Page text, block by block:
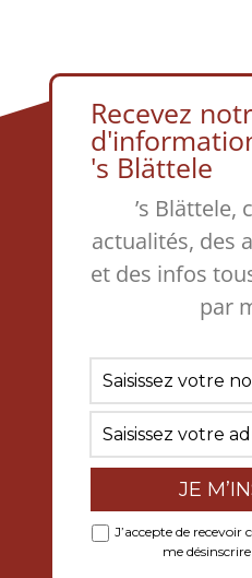
Recevez
's Blättele
’s Blättele,
actualités, des
et des infos
par
J’accepte de
me